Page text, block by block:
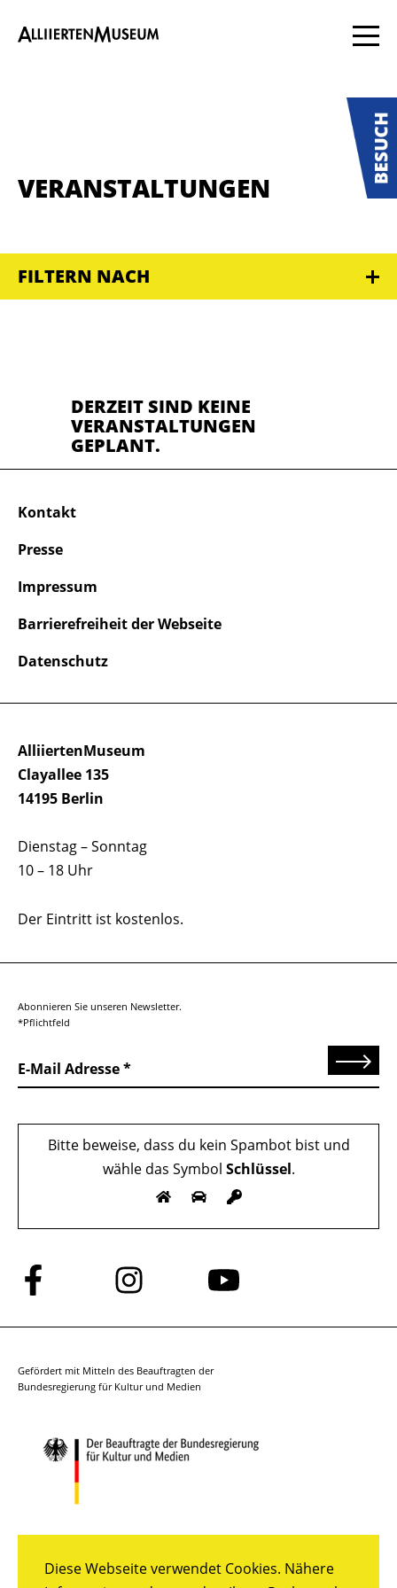
Diese Webseite verwendet Cookies. Nähere
VERANSTALTUNGEN
FILTERN NACH
DERZEIT SIND KEINE
VERANSTALTUNGEN
GEPLANT.
AlliiertenMuseum
Clayallee 135
14195 Berlin
Dienstag – Sonntag
10 – 18 Uhr
Der Eintritt ist kostenlos.
Kontakt
Presse
Impressum
Barrierefreiheit der Webseite
Datenschutz
Abonnieren Sie unseren Newsletter.
*Pflichtfeld
E-Mail Adresse Senden
Bitte beweise, dass du kein Spambot bist und
wähle das Symbol Schlüssel.
Folge
uns
auf
Folge
uns
auf
Folge
auf
Gefördert mit Mitteln des Beauftragten der
Bundesregierung für Kultur und Medien